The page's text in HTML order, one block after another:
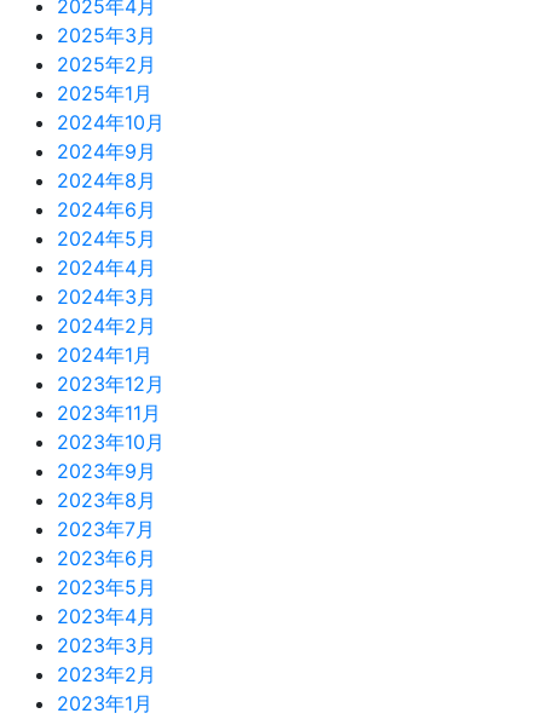
2025年4月
2025年3月
2025年2月
2025年1月
2024年10月
2024年9月
2024年8月
2024年6月
2024年5月
2024年4月
2024年3月
2024年2月
2024年1月
2023年12月
2023年11月
2023年10月
2023年9月
2023年8月
2023年7月
2023年6月
2023年5月
2023年4月
2023年3月
2023年2月
2023年1月